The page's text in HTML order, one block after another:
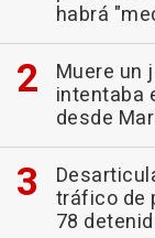
habrá
Muere un
intentaba
desde
tráfico de
78